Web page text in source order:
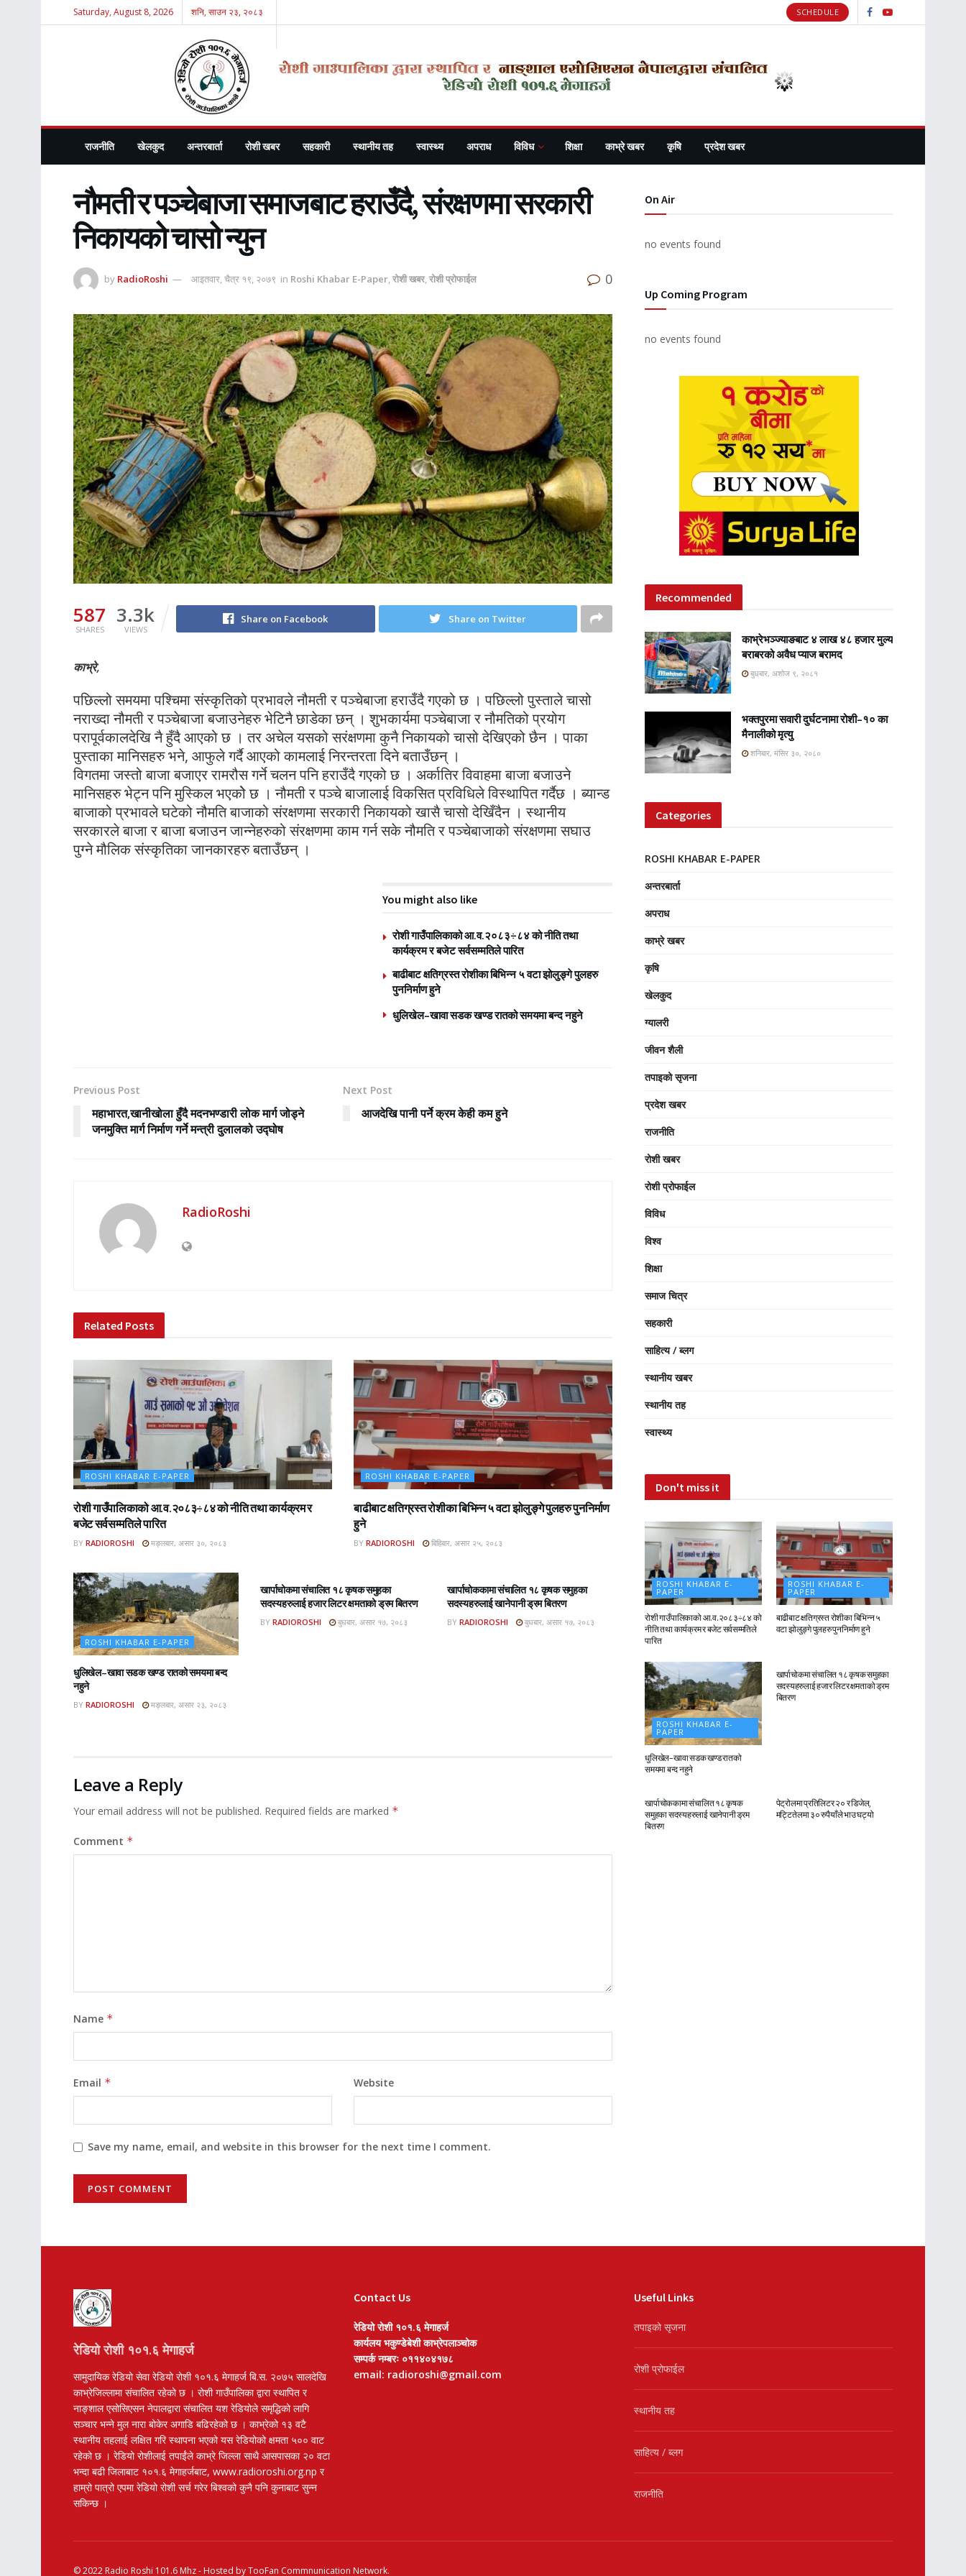
Saturday, August 8, 2026 शनि, साउन २३, २०८३ SCHEDULE
राजनीति खेलकुद अन्तरबार्ता रोशी खबर सहकारी स्थानीय तह स्वास्थ्य अपराध विविध शिक्षा काभ्रे खबर कृषि प्रदेश खबर
नौमती र पञ्चेबाजा समाजबाट हराउँदै, संरक्षणमा सरकारी
निकायको चासो न्युन
by RadioRoshi आइतवार, चैत्र १९, २०७९ in Roshi Khabar E-Paper,रोशी खबर,रोशी प्रोफाईल 0
587
SHARES
3.3k
VIEWS
Share on Facebook Share on Twitter
काभ्रे,
पछिल्लो समयमा पश्चिमा संस्कृतिको प्रभावले नौमती र पञ्चेबाजा हराउँदै गएको छ । पछिल्लो पुस्ताले चासो
नराख्दा नौमती र पञ्चेबाजा बजाउनेहरु भेटिनै छाडेका छन् । शुभकार्यमा पञ्चेबाजा र नौमतिको प्रयोग
परापूर्वकालदेखि नै हुँदै आएको छ । तर अचेल यसको सरंक्षणमा कुनै निकायको चासो देखिएको छैन । पाका
पुस्ताका मानिसहरु भने, आफुले गर्दै आएको कामलाई निरन्तरता दिने बताउँछन् ।
विगतमा जस्तो बाजा बजाएर रामरौस गर्ने चलन पनि हराउँदै गएको छ । अर्कातिर विवाहमा बाजा बजाउने
मानिसहरु भेट्न पनि मुस्किल भएकोे छ । नौमती र पञ्चे बाजालाई विकसित प्रविधिले विस्थापित गर्दैछ । ब्यान्ड
बाजाको प्रभावले घटेको नौमति बाजाको संरक्षणमा सरकारी निकायको खासै चासो देखिँदैन । स्थानीय
सरकारले बाजा र बाजा बजाउन जान्नेहरुको संरक्षणमा काम गर्न सके नौमति र पञ्चेबाजाको संरक्षणमा सघाउ
पुग्ने मौलिक संस्कृतिका जानकारहरु बताउँछन् ।
You might also like
रोशी गाउँपालिकाको आ.व.२०८३÷८४ को नीति तथा
कार्यक्रम र बजेट सर्वसम्मतिले पारित
बाढीबाट क्षतिग्रस्त रोशीका बिभिन्न ५ वटा झोलुङ्गे पुलहरु
पुननिर्माण हुने
धुलिखेल–खावा सडक खण्ड रातको समयमा बन्द नहुने
Previous Post
महाभारत,खानीखोला हुँदै मदनभण्डारी लोक मार्ग जोड्ने
जनमुक्ति मार्ग निर्माण गर्ने मन्त्री दुलालको उद्घोष
Next Post
आजदेखि पानी पर्ने क्रम केही कम हुने
RadioRoshi
Related Posts
ROSHI KHABAR E-PAPER
रोशी गाउँपालिकाको आ.व.२०८३÷८४ को नीति तथा कार्यक्रम र
बजेट सर्वसम्मतिले पारित
BY RADIOROSHI मङ्लबार, असार ३०, २०८३
ROSHI KHABAR E-PAPER
बाढीबाट क्षतिग्रस्त रोशीका बिभिन्न ५ वटा झोलुङ्गे पुलहरु पुननिर्माण
हुने
BY RADIOROSHI बिहिबार, असार २५, २०८३
ROSHI KHABAR E-PAPER
धुलिखेल–खावा सडक खण्ड रातको समयमा बन्द
नहुने
BY RADIOROSHI मङ्लबार, असार २३, २०८३
खार्पाचोकमा संचालित १८ कृषक समुहका
सदस्यहरुलाई हजार लिटर क्षमताको ड्रम बितरण
BY RADIOROSHI बुधबार, असार १७, २०८३
खार्पाचोककामा संचालित १८ कृषक समुहका
सदस्यहरुलाई खानेपानी ड्रम बितरण
BY RADIOROSHI बुधबार, असार १७, २०८३
Leave a Reply
Your email address will not be published. Required fields are marked *
Comment *
Name *
Email * Website
Save my name, email, and website in this browser for the next time I comment.
On Air
no events found
Up Coming Program
no events found
Recommended
काभ्रेभञ्ज्याङबाट ४ लाख ४८ हजार मुल्य
बराबरको अवैध प्याज बरामद
बुधबार, अशोज ९, २०८१
भक्तपुरमा सवारी दुर्घटनामा रोशी–१० का
मैनालीको मृत्यु
शनिबार, मंसिर ३०, २०८०
Categories
ROSHI KHABAR E-PAPER
अन्तरबार्ता
अपराध
काभ्रे खबर
कृषि
खेलकुद
ग्यालरी
जीवन शैली
तपाइको सृजना
प्रदेश खबर
राजनीति
रोशी खबर
रोशी प्रोफाईल
विविध
विश्व
शिक्षा
समाज चित्र
सहकारी
साहित्य / ब्लग
स्थानीय खबर
स्थानीय तह
स्वास्थ्य
Don't miss it
ROSHI KHABAR E-
PAPER
रोशी गाउँपालिकाको आ.व.२०८३÷८४ को
नीति तथा कार्यक्रम र बजेट सर्वसम्मतिले
पारित
ROSHI KHABAR E-
PAPER
बाढीबाट क्षतिग्रस्त रोशीका बिभिन्न ५
वटा झोलुङ्गे पुलहरु पुननिर्माण हुने
ROSHI KHABAR E-
PAPER
धुलिखेल–खावा सडक खण्ड रातको
समयमा बन्द नहुने
खार्पाचोकमा संचालित १८ कृषक समुहका
सदस्यहरुलाई हजार लिटर क्षमताको ड्रम
बितरण
ROSHI KHABAR E-
खार्पाचोककामा संचालित १८ कृषक
समुहका सदस्यहरुलाई खानेपानी ड्रम
बितरण
पेट्रोलमा प्रतिलिटर २० र डिजेल,
मट्टितेलमा ३० रुपैयाँले भाउ घट्यो
रेडियो रोशी १०१.६ मेगाहर्ज
सामुदायिक रेडियो सेवा रेडियो रोशी १०१.६ मेगाहर्ज बि.स. २०७५ सालदेखि
काभ्रेजिल्लामा संचालित रहेको छ । रोशी गाउँपालिका द्वारा स्थापित र
नाङ्शाल एसोसिएसन नेपालद्वारा संचालित यश रेडियोले समृद्धिको लागि
सञ्चार भन्ने मुल नारा बोकेर अगाडि बढिरहेको छ । काभ्रेको १३ वटै
स्थानीय तहलाई लक्षित गरि स्थापना भएको यस रेडियोको क्षमता ५०० वाट
रहेको छ । रेडियो रोशीलाई तपाईंले काभ्रे जिल्ला साथै आसपासका २० वटा
भन्दा बढी जिलाबाट १०१.६ मेगाहर्जबाट, www.radioroshi.org.np र
हाम्रो पात्रो एपमा रेडियो रोशी सर्च गरेर बिश्वको कुनै पनि कुनाबाट सुन्न
सकिन्छ ।
Contact Us
रेडियो रोशी १०१.६ मेगाहर्ज
कार्यलय भकुण्डेबेशी काभ्रेपलाञ्चोक
सम्पर्क नम्बरः ०११४०४१७८
email: radioroshi@gmail.com
Useful Links
तपाइको सृजना
रोशी प्रोफाईल
स्थानीय तह
साहित्य / ब्लग
राजनीति
© 2022 Radio Roshi 101.6 Mhz- Hosted byTooFan Commnunication Network.